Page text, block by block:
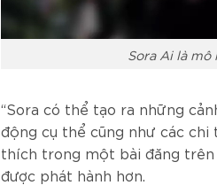
Sora Ai là
“Sora có thể tạo ra những
động cụ thể cũng như các chi
thích trong một bài đăng trên
được phát hành hơn.